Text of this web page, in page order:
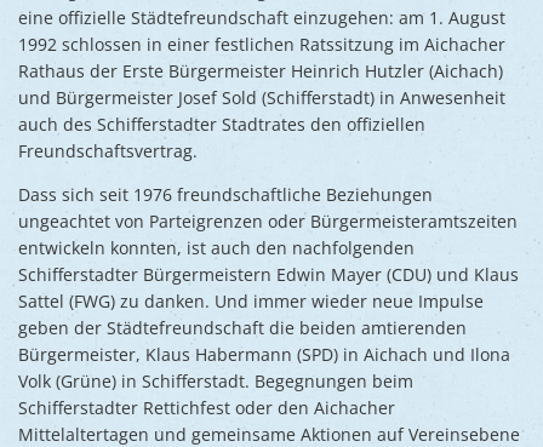
eine offizielle Städtefreundschaft einzugehen: am 1. August
1992 schlossen in einer festlichen Ratssitzung im Aichacher
Rathaus der Erste Bürgermeister Heinrich Hutzler (Aichach)
und Bürgermeister Josef Sold (Schifferstadt) in Anwesenheit
auch des Schifferstadter Stadtrates den offiziellen
Freundschaftsvertrag.
Dass sich seit 1976 freundschaftliche Beziehungen
ungeachtet von Parteigrenzen oder Bürgermeisteramtszeiten
entwickeln konnten, ist auch den nachfolgenden
Schifferstadter Bürgermeistern Edwin Mayer (CDU) und Klaus
Sattel (FWG) zu danken. Und immer wieder neue Impulse
geben der Städtefreundschaft die beiden amtierenden
Bürgermeister, Klaus Habermann (SPD) in Aichach und Ilona
Volk (Grüne) in Schifferstadt. Begegnungen beim
Schifferstadter Rettichfest oder den Aichacher
Mittelaltertagen und gemeinsame Aktionen auf Vereinsebene